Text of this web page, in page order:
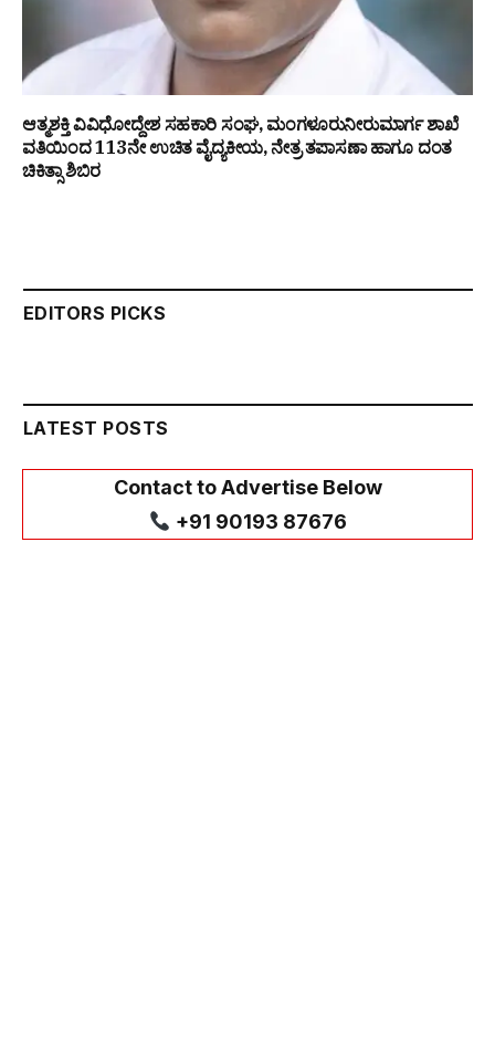
ಆತ್ಮಶಕ್ತಿ ವಿವಿಧೋದ್ದೇಶ ಸಹಕಾರಿ ಸಂಘ, ಮಂಗಳೂರುನೀರುಮಾರ್ಗ ಶಾಖೆ
ವತಿಯಿಂದ 113ನೇ ಉಚಿತ ವೈದ್ಯಕೀಯ, ನೇತ್ರ ತಪಾಸಣಾ ಹಾಗೂ ದಂತ
ಚಿಕಿತ್ಸಾ ಶಿಬಿರ
EDITORS PICKS
LATEST POSTS
Contact to Advertise Below
+91 90193 87676